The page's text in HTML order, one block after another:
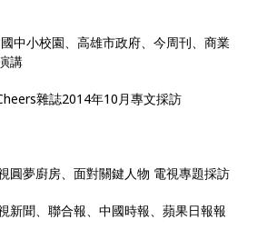
中小校園、高雄市政府、今周刊、商業
講
雜誌2014年10月專文採訪
圓夢廚房、面對關鍵人物 電視專題採訪
新聞、聯合報、中國時報、蘋果日報報